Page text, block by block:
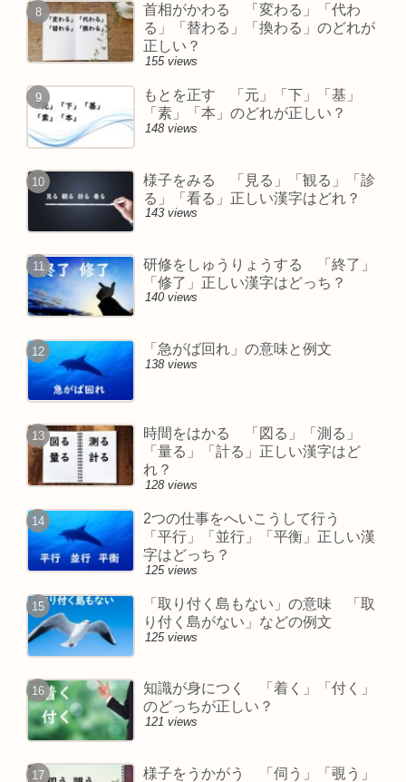
首相がかわる 「変わる」「代わ
る」「替わる」「換わる」のどれが
正しい？
155 views
もとを正す 「元」「下」「基」
「素」「本」のどれが正しい？
148 views
様子をみる 「見る」「観る」「診
る」「看る」正しい漢字はどれ？
143 views
研修をしゅうりょうする 「終了」
「修了」正しい漢字はどっち？
140 views
「急がば回れ」の意味と例文
138 views
時間をはかる 「図る」「測る」
「量る」「計る」正しい漢字はど
れ？
128 views
2つの仕事をへいこうして行う
「平行」「並行」「平衡」正しい漢
字はどっち？
125 views
「取り付く島もない」の意味 「取
り付く島がない」などの例文
125 views
知識が身につく 「着く」「付く」
のどっちが正しい？
121 views
様子をうかがう 「伺う」「覗う」